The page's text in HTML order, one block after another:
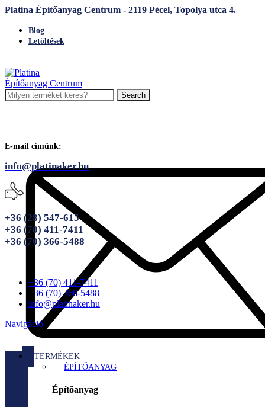
Platina Építőanyag Centrum - 2119 Pécel, Topolya utca 4.
Blog
Letöltések
Search
E-mail címünk:
info@platinaker.hu
+36 (28) 547-615
+36 (70) 411-7411
+36 (70) 366-5488
+36 (70) 411-7411
+36 (70) 366-5488
info@platinaker.hu
Navigáció
TERMÉKEK
ÉPÍTŐANYAG
Építőanyag